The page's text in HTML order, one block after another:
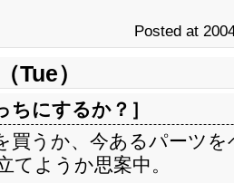
Posted at
Tue）
ちにするか？ ］
買うか、今あるパーツ
てようか思案中。